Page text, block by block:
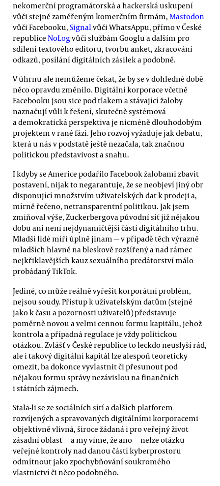
nekomerční programátorská a hackerská uskupení
vůči stejně zaměřeným komerčním firmám, Mastodon
vůči Facebooku, Signal vůči WhatsAppu, přímo v České
republice NoLogvůči službám Googlu a dalším pro
sdílení textového editoru, tvorbu anket, zkracování
odkazů, posílání digitálních zásilek a podobně.
V úhrnu ale nemůžeme čekat, že by se v dohledné době
něco opravdu změnilo. Digitální korporace včetně
Facebooku jsou sice pod tlakem a stávající žaloby
naznačují vůli k řešení, skutečně systémová
a demokratická perspektiva je nicméně dlouhodobým
projektem v rané fázi. Jeho rozvoj vyžaduje jak debatu,
která u nás v podstatě ještě nezačala, tak značnou
politickou představivost a snahu.
I kdyby se Americe podařilo Facebook žalobami zbavit
postavení, nijak to negarantuje, že se neobjeví jiný obr
disponující množstvím uživatelských dat k prodeji a,
mírně řečeno, netransparentní politikou. Jak jsem
zmiňoval výše, Zuckerbergova původní síť již nějakou
dobu ani není nejdynamičtější částí digitálního trhu.
Mladší lidé míří úplně jinam — v případě těch výrazně
mladších hlavně na bleskově rozšířený a nad rámec
nejkřiklavějších kauz sexuálního predátorství málo
probádaný TikTok.
Jediné, co může reálně vyřešit korporátní problém,
nejsou soudy. Přístup k uživatelským datům (stejně
jako k času a pozornosti uživatelů) představuje
poměrně novou a velmi cennou formu kapitálu, jehož
kontrola a případná regulace je vždy politickou
otázkou. Zvlášť v České republice to leckdo neuslyší rád,
ale i takový digitální kapitál lze alespoň teoreticky
omezit, ba dokonce vyvlastnit či přesunout pod
nějakou formu správy nezávislou na finančních
i státních zájmech.
Stala-li se ze sociálních sítí a dalších platforem
rozvíjených a spravovaných digitálními korporacemi
objektivně vlivná, široce žádaná i pro veřejný život
zásadní oblast — a my víme, že ano — nelze otázku
veřejné kontroly nad danou částí kyberprostoru
odmítnout jako zpochybňování soukromého
vlastnictví či něco podobného.